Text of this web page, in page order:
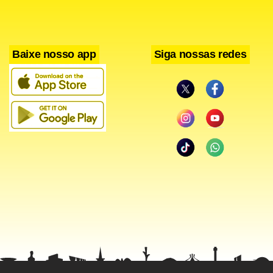
Baixe nosso app Siga nossas redes